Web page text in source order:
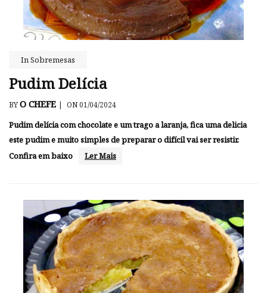
InSobremesas
Pudim Delícia
BYO CHEFE | ON 01/04/2024
Pudim delícia com chocolate e um trago a laranja, fica uma delicia
este pudim e muito simples de preparar o difícil vai ser resistir.
Confira em baixo
Ler Mais